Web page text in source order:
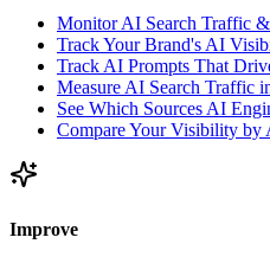
Monitor AI Search Traffic
Track Your Brand's AI
Track AI Prompts That
Measure AI Search Traffic
See Which Sources AI
Compare Your Visibility by
Improve